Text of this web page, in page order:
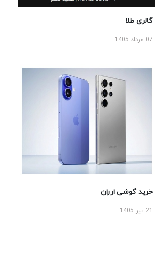
گالری طلا
07 مرداد 1405
خرید گوشی ارزان